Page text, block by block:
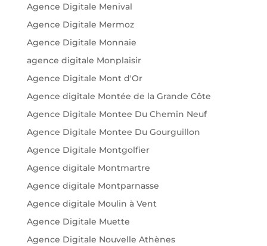
Agence Digitale Menival
Agence Digitale Mermoz
Agence Digitale Monnaie
agence digitale Monplaisir
Agence Digitale Mont d'Or
Agence digitale Montée de la Grande Côte
Agence Digitale Montee Du Chemin Neuf
Agence Digitale Montee Du Gourguillon
Agence Digitale Montgolfier
Agence digitale Montmartre
Agence digitale Montparnasse
Agence digitale Moulin à Vent
Agence Digitale Muette
Agence Digitale Nouvelle Athènes